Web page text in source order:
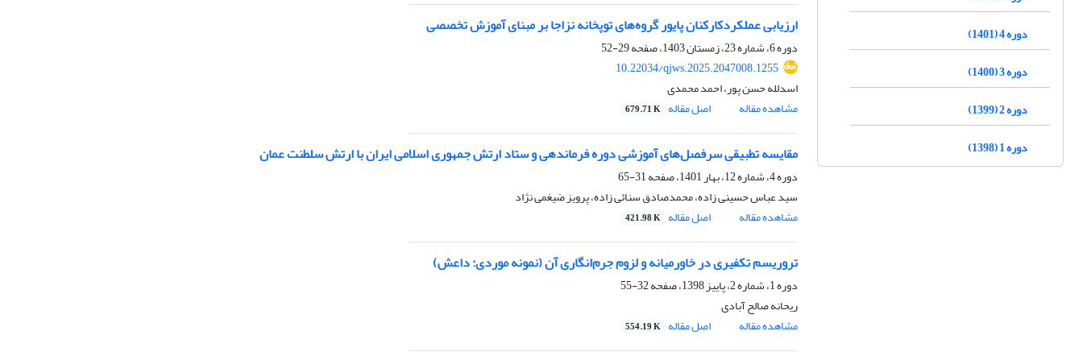
ارزیابی عملکردکارکنان پایور گروه‌های توپخانه نزاجا بر مبنای آموزش تخصصی
دوره 6، شماره 23، زمستان 1403، صفحه
29-52
10.22034/qjws.2025.2047008.1255
اسدلله حسن پور، احمد محمدی
مشاهده مقاله
اصل مقاله 679.71 K
مقایسه تطبیقی سرفصل‌های آموزشی دوره فرماندهی و ستاد ارتش جمهوری اسلامی ایران با ارتش سلطنت عمان
دوره 4، شماره 12، بهار 1401، صفحه
31-65
سید عباس حسینی زاده، محمدصادق سنائی زاده، پرویز ضیغمی نژاد
مشاهده مقاله
اصل مقاله 421.98 K
تروریسم تکفیری در خاورمیانه و لزوم جرم‌انگاری آن (نمونه موردی: داعش)
دوره 1، شماره 2، پاییز 1398، صفحه
32-55
ریحانه صالح آبادی
مشاهده مقاله
اصل مقاله 554.19 K
دوره 4 (1401)
دوره 3 (1400)
دوره 2 (1399)
دوره 1 (1398)